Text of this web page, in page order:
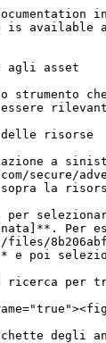
is available
agli asset
strumento
essere
delle risorse
a
secure/
la
per
e poi
degli